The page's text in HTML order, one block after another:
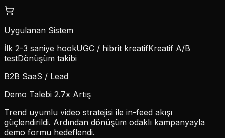
Uygulanan Sistem
İlk 2-3 saniye hookUGC / hibrit kreatifKreatif A/B
testDönüşüm takibi
B2B SaaS / Lead
Demo Talebi 2.7x Artış
Trend uyumlu video stratejisi ile in-feed akışı
güçlendirildi. Ardından dönüşüm odaklı kampanyayla
demo formu hedeflendi.